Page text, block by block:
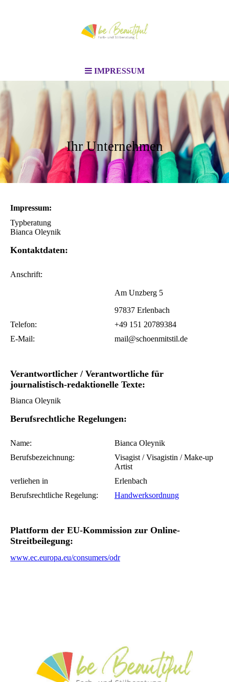
IMPRESSUM
Ihr Unternehmen
Impressum:
Typberatung
Bianca Oleynik
Kontaktdaten:
Anschrift:
Am Unzberg 5
97837 Erlenbach
Telefon:
+49 151 20789384
E-Mail:
mail@schoenmitstil.de
Verantwortlicher / Verantwortliche für
journalistisch-redaktionelle Texte:
Bianca Oleynik
Berufsrechtliche Regelungen:
Name:
Bianca Oleynik
Berufsbezeichnung:
Visagist / Visagistin / Make-up
Artist
verliehen in
Erlenbach
Berufsrechtliche Regelung:
Handwerksordnung
Plattform der EU-Kommission zur Online-
Streitbeilegung:
www.ec.europa.eu/consumers/odr